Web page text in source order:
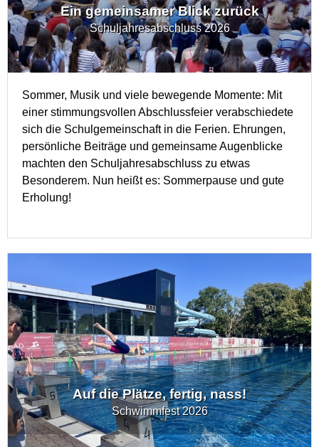
Ein gemeinsamer Blick zurück
Schuljahresabschluss 2026
Sommer, Musik und viele bewegende Momente: Mit
einer stimmungsvollen Abschlussfeier verabschiedete
sich die Schulgemeinschaft in die Ferien. Ehrungen,
persönliche Beiträge und gemeinsame Augenblicke
machten den Schuljahresabschluss zu etwas
Besonderem. Nun heißt es: Sommerpause und gute
Erholung!
Auf die Plätze, fertig, nass!
Schwimmfest 2026